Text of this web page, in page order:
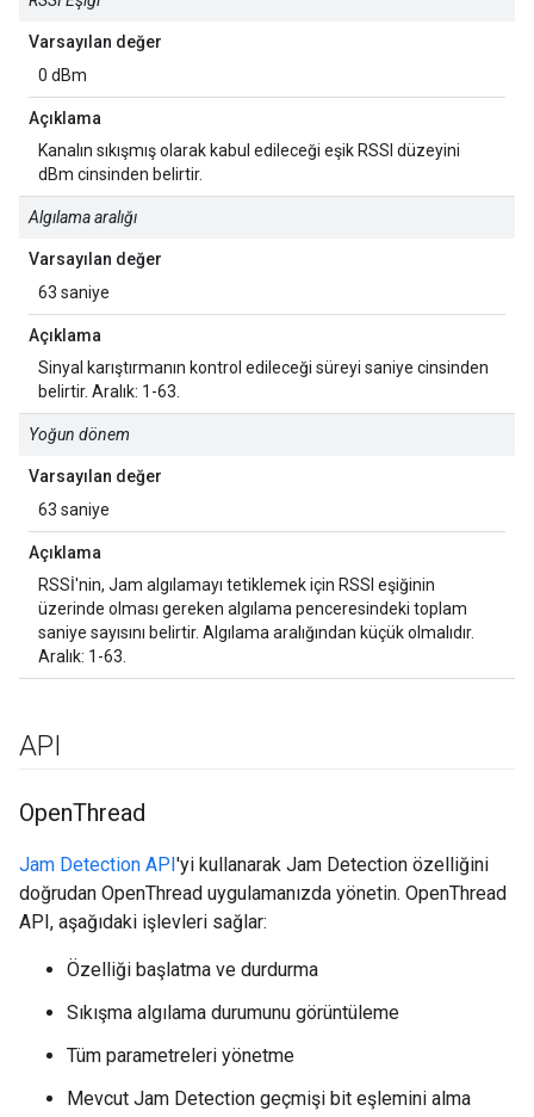
Varsayılan değer
0 dBm
Açıklama
Kanalın sıkışmış olarak kabul edileceği eşik RSSI düzeyini
dBm cinsinden belirtir.
Algılama aralığı
Varsayılan değer
63 saniye
Açıklama
Sinyal karıştırmanın kontrol edileceği süreyi saniye cinsinden
belirtir. Aralık: 1-63.
Yoğun dönem
Varsayılan değer
63 saniye
Açıklama
RSSİ'nin, Jam algılamayı tetiklemek için RSSI eşiğinin
üzerinde olması gereken algılama penceresindeki toplam
saniye sayısını belirtir. Algılama aralığından küçük olmalıdır.
Aralık: 1-63.
API
OpenThread
Jam Detection API'yi kullanarak Jam Detection özelliğini
doğrudan OpenThread uygulamanızda yönetin. OpenThread
API, aşağıdaki işlevleri sağlar:
Özelliği başlatma ve durdurma
Sıkışma algılama durumunu görüntüleme
Tüm parametreleri yönetme
Mevcut Jam Detection geçmişi bit eşlemini alma